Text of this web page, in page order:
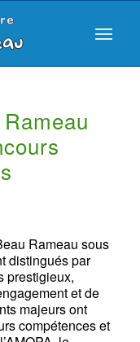
Rameau sous
distingués par
prestigieux,
et de
majeurs ont
compétences et